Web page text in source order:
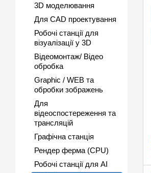
3D моделювання
Для CAD проектування
Робочі станції для
візуалізації у 3D
Відеомонтаж/ Відео
обробка
Graphic / WEB та
обробки зображень
Для
відеоспостереження та
трансляцій
Графічна станція
Рендер ферма (CPU)
Робочі станції для AI